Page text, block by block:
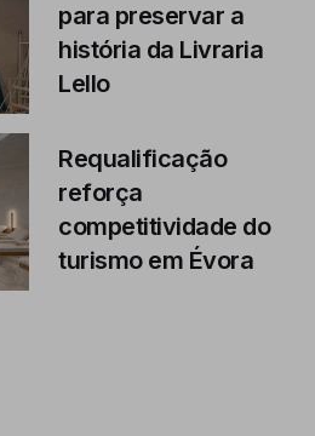
para preservar a
história da Livraria
Lello
Requalificação
reforça
competitividade do
turismo em Évora